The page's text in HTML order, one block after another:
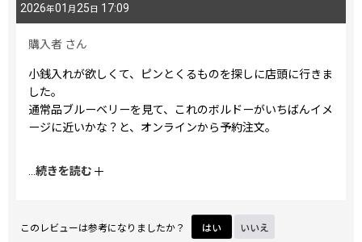
2026年01 月 25 日 17:09
購入者 さん
小銭入れが欲しくて、ピンとくるものを探しに店頭に行きま
した。
通常品ブルーベリーを見て、これのボルドーがいちばんイメ
ージに近いかな？と、オンラインから予約注文。
大関さんのお品のあるあるなのですが、現物はサイト写真の
イメージよりも、思ったより色（ボルドー部分）がマイル
いちご柄くらいの鮮やかさをイメージしていましたが、もっ
とミルキーな赤色でした。
...続きを読む
このレビューは参考になりましたか？ はい いいえ